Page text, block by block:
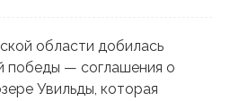
области добилась
победы — соглашения о
Увильды, которая